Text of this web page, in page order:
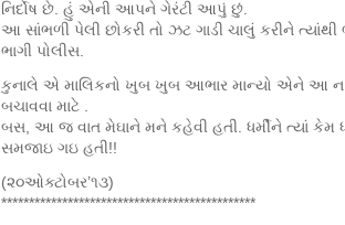
નિર્દોષ છે. હું એની આપને ગેરંટી આપું છું.
આ સાંભળી પેલી છોકરી તો ઝટ ગાડી ચાલું કરીને
ભાગી પોલીસ.
કુનાલે એ માલિકનો ખુબ ખુબ આભાર માન્યો એને આ ન
બચાવવા માટે .
બસ, આ જ વાત મેઘાને મને કહેવી હતી. ધર્મીને ત્યાં
સમજાઇ ગઇ હતી!!
(૨૦ઓક્ટોબર’૧૩)
**********************************************